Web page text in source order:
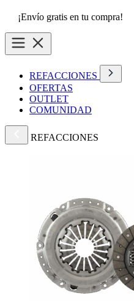
¡Envío gratis en tu compra!
REFACCIONES
OFERTAS
OUTLET
COMUNIDAD
REFACCIONES